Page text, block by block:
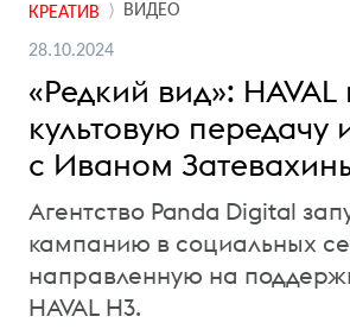
КРЕАТИВ ВИДЕО
28.10.2024
«Редкий вид»:
культовую передачу
с Иваном
Агентство Panda Digital
кампанию в социальных
направленную на
HAVAL H3.